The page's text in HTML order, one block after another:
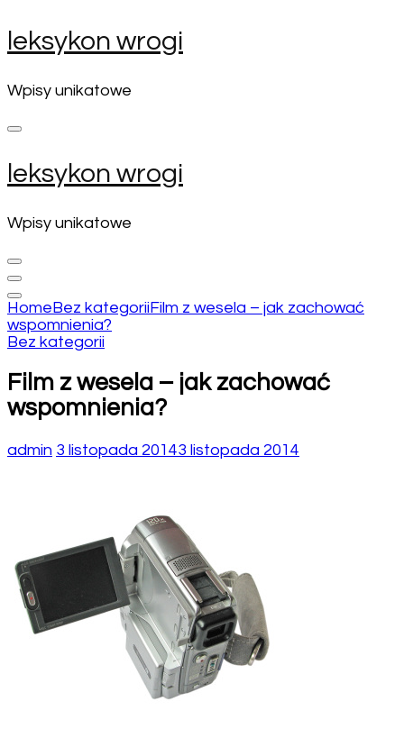
Skip
to
(Press
Enter)
leksykon wrogi
Wpisy unikatowe
leksykon wrogi
Wpisy unikatowe
HomeBez kategoriiFilm z wesela – jak zachować
wspomnienia?
Bez kategorii
Film z wesela – jak zachować
wspomnienia?
admin 3 listopada 20143 listopada 2014